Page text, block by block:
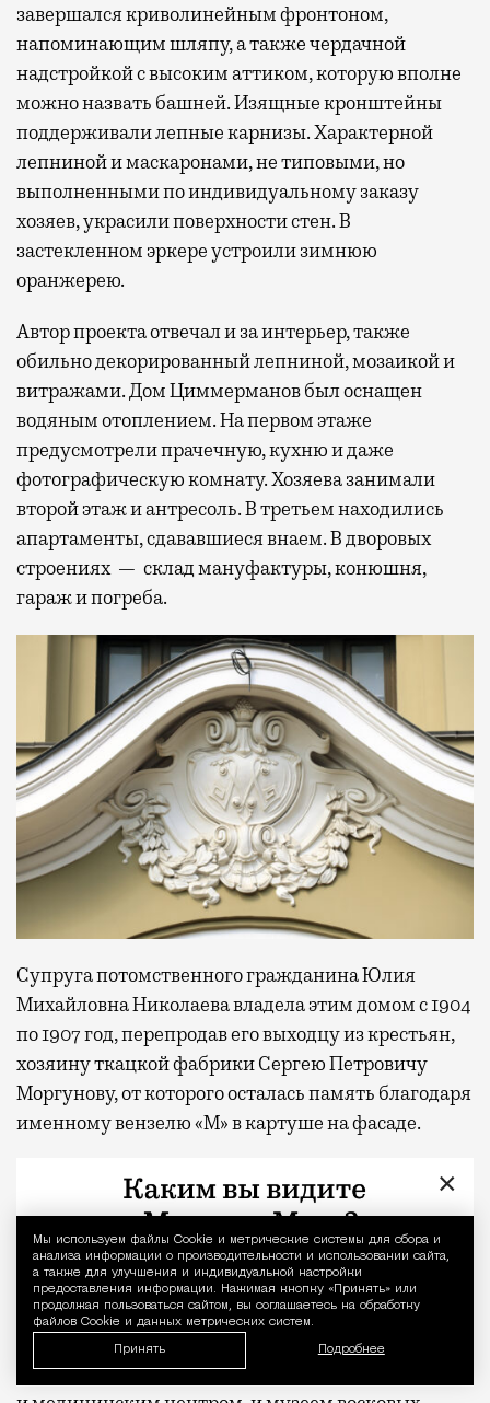
Уведомление
Мы используем файлы Сookie и метрические системы для сбора и
анализа информации о производительности и использовании сайта,
а также для улучшения и индивидуальной настройки
предоставления информации. Нажимая кнопку «Принять» или
продолжая пользоваться сайтом, вы соглашаетесь на обработку
файлов Cookie и данных метрических систем.
Принять Подробнее
завершался криволинейным фронтоном,
напоминающим шляпу, а также чердачной
надстройкой с высоким аттиком, которую вполне
можно назвать башней. Изящные кронштейны
поддерживали лепные карнизы. Характерной
лепниной и маскаронами, не типовыми, но
выполненными по индивидуальному заказу
хозяев, украсили поверхности стен. В
застекленном эркере устроили зимнюю
оранжерею.
Автор проекта отвечал и за интерьер, также
обильно декорированный лепниной, мозаикой и
витражами. Дом Циммерманов был оснащен
водяным отоплением. На первом этаже
предусмотрели прачечную, кухню и даже
фотографическую комнату. Хозяева занимали
второй этаж и антресоль. В третьем находились
апартаменты, сдававшиеся внаем. В дворовых
строениях — склад мануфактуры, конюшня,
гараж и погреба.
Супруга потомственного гражданина Юлия
Михайловна Николаева владела этим домом с 1904
по 1907 год, перепродав его выходцу из крестьян,
хозяину ткацкой фабрики Сергею Петровичу
Моргунову, от которого осталась память благодаря
именному вензелю «М» в картуше на фасаде.
Когда в национализированный после революции
особняк въехал туберкулезный диспансер №11,
внутренние помещения опять подверглись
переделке. Этим занимался инженер Франциск-
Николай Гиршинг.
За постсоветские годы объект культурного
наследия регионального значения успел побывать
×